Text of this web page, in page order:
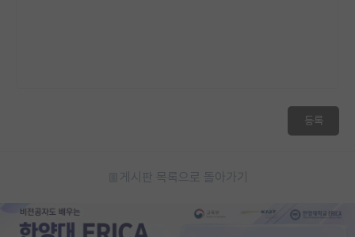
등록
게시판 목록으로 돌아가기